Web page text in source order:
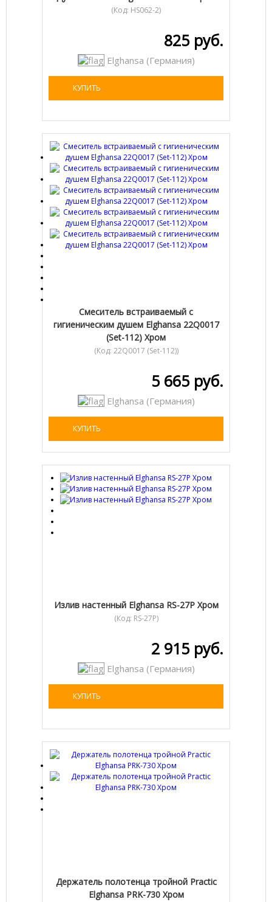
(Код: HS062-2)
825 руб.
Elghansa (Германия)
КУПИТЬ
Смеситель встраиваемый с
гигиеническим душем Elghansa 22Q0017
(Set-112) Хром
(Код: 22Q0017 (Set-112))
5 665 руб.
Elghansa (Германия)
КУПИТЬ
Излив настенный Elghansa RS-27P Хром
(Код: RS-27P)
2 915 руб.
Elghansa (Германия)
КУПИТЬ
Держатель полотенца тройной Practic
Elghansa PRK-730 Хром